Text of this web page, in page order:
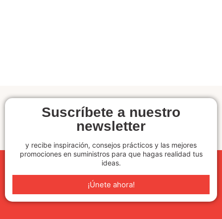
Suscríbete a nuestro
newsletter
y recibe inspiración, consejos prácticos y las mejores
promociones en suministros para que hagas realidad tus
ideas.
¡Únete ahora!